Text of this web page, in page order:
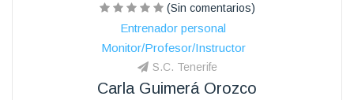
(Sin comentarios)
Entrenador personal
Monitor/Profesor/Instructor
S.C. Tenerife
Carla Guimerá Orozco